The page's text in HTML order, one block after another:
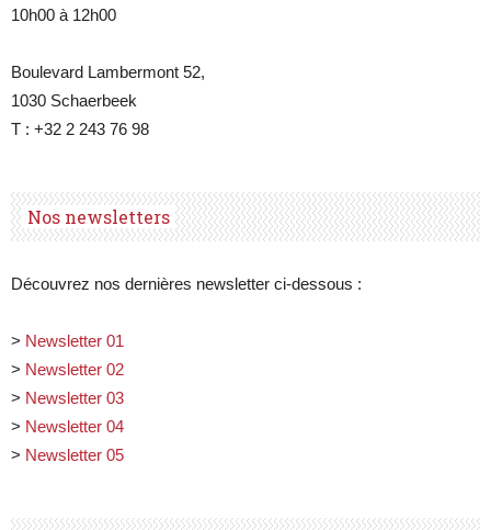
10h00 à 12h00
Boulevard Lambermont 52,
1030 Schaerbeek
T : +32 2 243 76 98
Nos newsletters
Découvrez nos dernières newsletter ci-dessous :
> Newsletter 01
> Newsletter 02
> Newsletter 03
> Newsletter 04
> Newsletter 05